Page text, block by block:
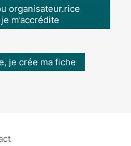
organisateur.rice
m’accrédite
je crée ma fiche